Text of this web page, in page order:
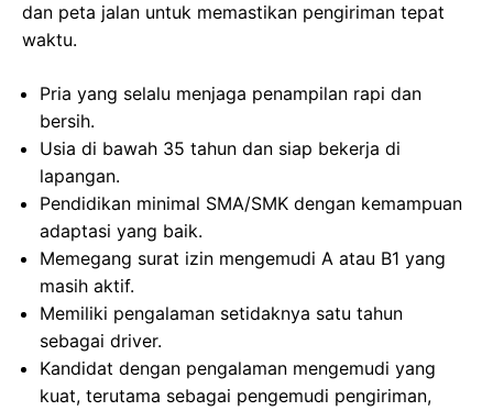
dan peta jalan untuk memastikan pengiriman tepat
waktu.
Pria yang selalu menjaga penampilan rapi dan
bersih.
Usia di bawah 35 tahun dan siap bekerja di
lapangan.
Pendidikan minimal SMA/SMK dengan kemampuan
adaptasi yang baik.
Memegang surat izin mengemudi A atau B1 yang
masih aktif.
Memiliki pengalaman setidaknya satu tahun
sebagai driver.
Kandidat dengan pengalaman mengemudi yang
kuat, terutama sebagai pengemudi pengiriman,